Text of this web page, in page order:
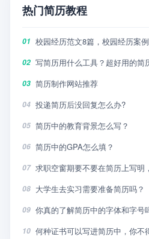
热门简历教程
01 校园经历范文8篇，校园经历案
02 写简历用什么工具？超好用的简
03 简历制作网站推荐
04 投递简历后没回复怎么办?
05 简历中的教育背景怎么写？
06 简历中的GPA怎么填？
07 求职空窗期要不要在简历上写明
08 大学生去实习需要准备简历吗？
09 你真的了解简历中的字体和字号
10 何种证书可以写进简历中，你不